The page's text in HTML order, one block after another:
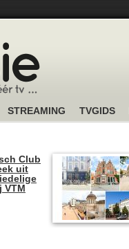
STREAMING TVGIDS
Club
uit
VTM